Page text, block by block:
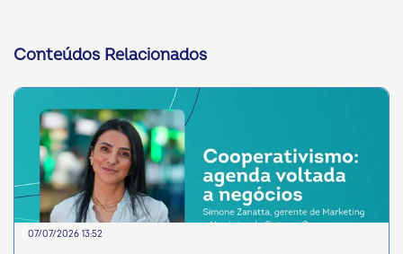
Conteúdos Relacionados
07/07/2026 13:52